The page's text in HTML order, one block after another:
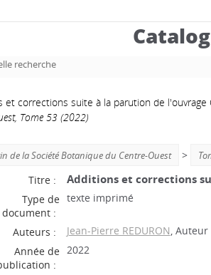
recherche
et corrections suite à la parution de
Tome 53 (2022)
de la Société Botanique du Centre-Ouest >
Titre :
Additions et corrections
Type de
document :
texte imprimé
Auteurs : Jean-Pierre REDURON, Auteur
Année de
:
2022